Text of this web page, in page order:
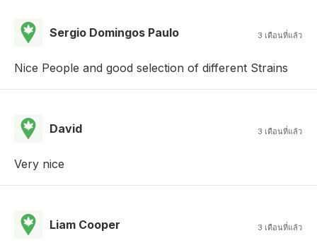
Sergio Domingos Paulo 3 เดือนที่แล้ว
Nice People and good selection of different Strains
David 3 เดือนที่แล้ว
Very nice
Liam Cooper 3 เดือนที่แล้ว